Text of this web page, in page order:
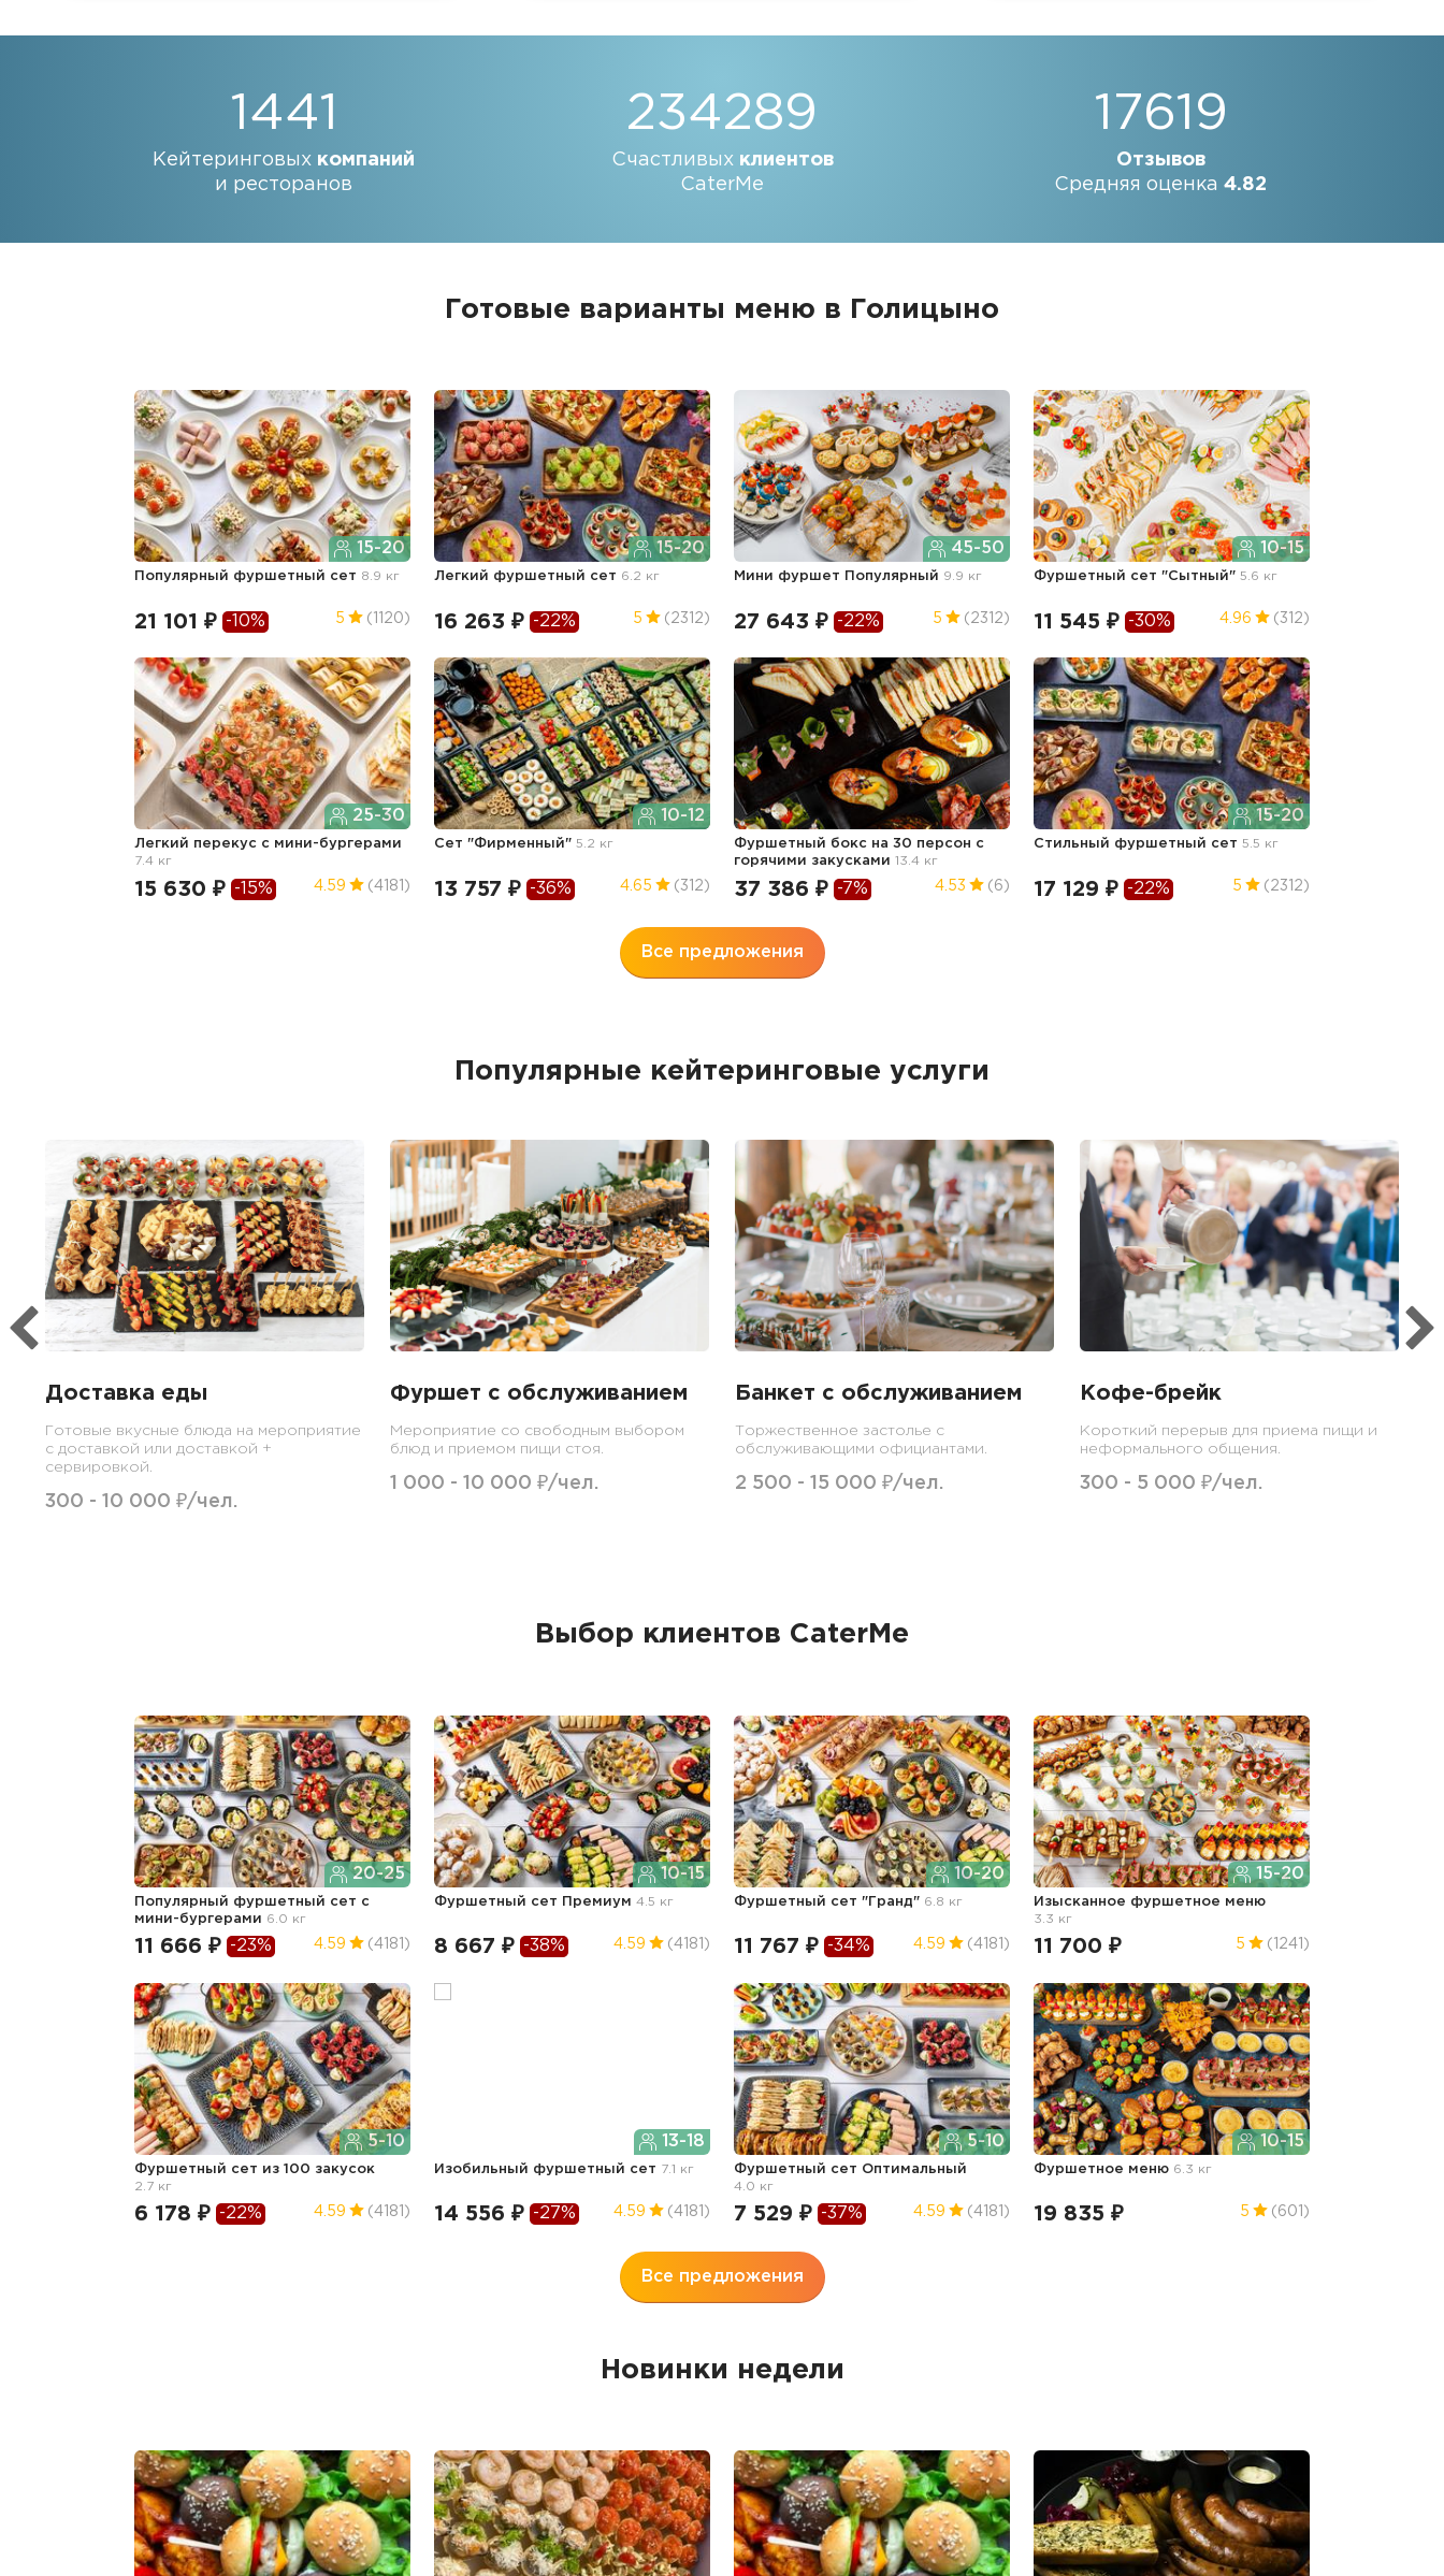
1441
Кейтеринговых компаний
и ресторанов
234289
Счастливых клиентов
CaterMe
17619
Отзывов
Средняя оценка 4.82
Готовые варианты меню в Голицыно
15-20
Популярный фуршетный сет 8.9 кг
21 101 ₽ -10% 5 (1120)
15-20
Легкий фуршетный сет 6.2 кг
16 263 ₽ -22% 5 (2312)
45-50
Мини фуршет Популярный 9.9 кг
27 643 ₽ -22% 5 (2312)
10-15
Фуршетный сет "Сытный"5.6 кг
11 545 ₽ -30% 4.96 (312)
25-30
Легкий перекус c мини-бургерами
7.4 кг
15 630 ₽ -15% 4.59 (4181)
10-12
Сет "Фирменный"5.2 кг
13 757 ₽ -36% 4.65 (312)
Фуршетный бокс на 30 персон с
горячими закусками
13.4 кг
37 386 ₽ -7% 4.53 (6)
15-20
Стильный фуршетный сет5.5 кг
17 129 ₽ -22% 5 (2312)
Все предложения
Популярные кейтеринговые услуги
Доставка еды
Готовые вкусные блюда на мероприятие
с доставкой или доставкой +
сервировкой.
300 - 10 000 ₽/чел.
Фуршет с обслуживанием
Мероприятие со свободным выбором
блюд и приемом пищи стоя.
1 000 - 10 000 ₽/чел.
Банкет с обслуживанием
Торжественное застолье с
обслуживающими официантами.
2 500 - 15 000 ₽/чел.
Кофе-брейк
Короткий перерыв для приема пищи и
неформального общения.
300 - 5 000 ₽/чел.
Выбор клиентов CaterMe
20-25
Популярный фуршетный сет c
мини-бургерами 6.0 кг
11 666 ₽ -23% 4.59 (4181)
10-15
Фуршетный сет Премиум4.5 кг
8 667 ₽ -38% 4.59 (4181)
10-20
Фуршетный сет "Гранд" 6.8 кг
11 767 ₽ -34% 4.59 (4181)
15-20
Изысканное фуршетное меню
3.3 кг
11 700 ₽ 5 (1241)
5-10
Фуршетный сет из 100 закусок
2.7 кг
6 178 ₽ -22% 4.59 (4181)
13-18
Изобильный фуршетный сет 7.1 кг
14 556 ₽ -27% 4.59 (4181)
5-10
Фуршетный сет Оптимальный
4.0 кг
7 529 ₽ -37% 4.59 (4181)
10-15
Фуршетное меню 6.3 кг
19 835 ₽ 5 (601)
Все предложения
Новинки недели